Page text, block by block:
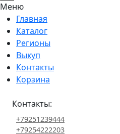
Меню
Главная
Каталог
Регионы
Выкуп
Контакты
Корзина
Контакты:
+79251239444
+79254222203